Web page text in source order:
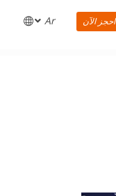
احجز الآن Ar